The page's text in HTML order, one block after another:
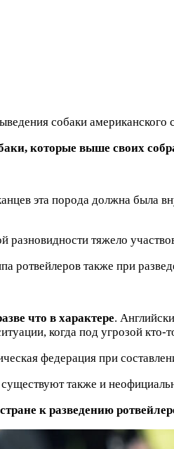
собаки американского
которые выше своих
эта порода должна была
разновидности тяжело
ротвейлеров также при
что в характере.
когда под угрозой кто-
федерация при
также и
к разведению